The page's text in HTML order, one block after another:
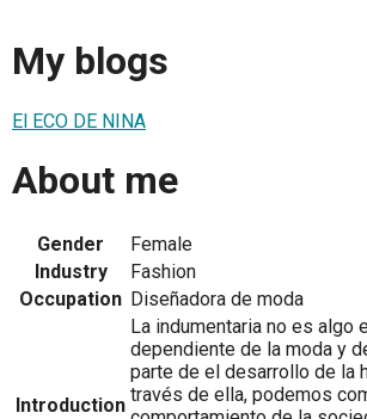
My blogs
El ECO DE NINA
About me
Gender
Female
Industry
Fashion
Occupation Diseñadora de moda
Introduction
La indumentaria no es algo
dependiente de la moda y
parte de el desarrollo de la
través de ella, podemos